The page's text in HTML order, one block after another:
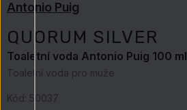
Antonio Puig
QUORUM SILVER
Toaletní voda Antonio Puig 100 ml
Toaletní voda pro muže
Kód: 50037